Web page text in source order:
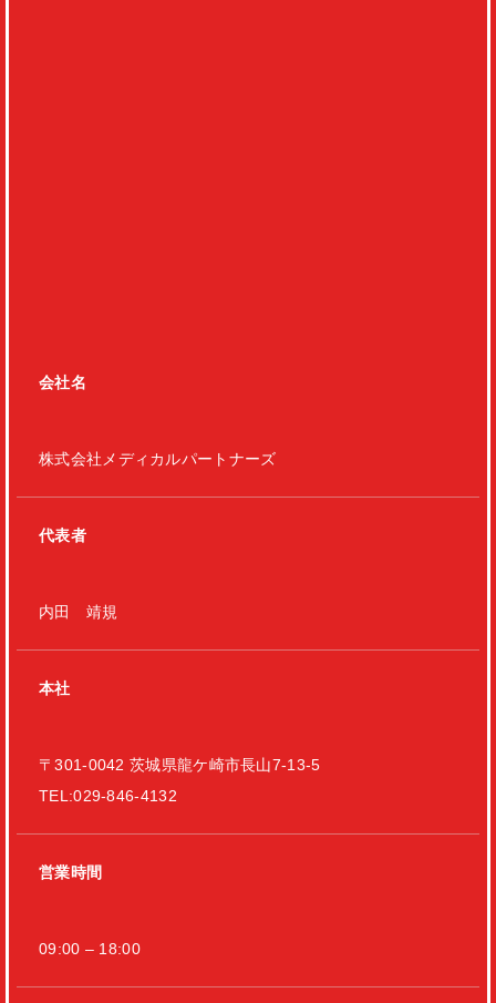
会社名
株式会社メディカルパートナーズ
代表者
内田 靖規
本社
〒301-0042 茨城県龍ケ崎市長山7-13-5
TEL:029-846-4132
営業時間
09:00 – 18:00